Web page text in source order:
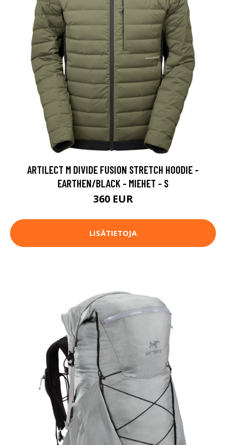
ARTILECT M DIVIDE FUSION STRETCH HOODIE -
EARTHEN/BLACK - MIEHET - S
360 EUR
LISÄTIETOJA